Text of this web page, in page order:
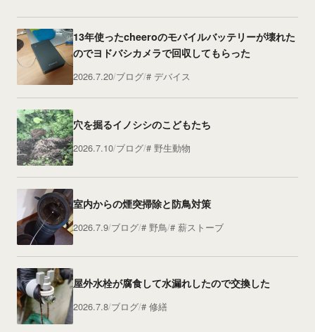
13年使ったcheeroのモバイルバッテリーが壊れた
のでヨドバシカメラで回収してもらった
2026.7.20 ブログ デバイス
穴を掘るイノシシのこどもたち
2026.7.10 ブログ 野生動物
室内からの煙突掃除と防鳥対策
2026.7.9 ブログ 野鳥 薪ストーブ
屋外水栓が腐食して水漏れしたので交換した
2026.7.8 ブログ 修繕